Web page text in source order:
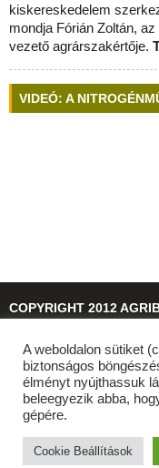
kiskereskedelem
mondja Fórián Zoltán,
vezető agrárszakértője.
VIDEÓ: A
COPYRIGHT 2012
©
A weboldalon sütiket
biztonságos
élményt nyújthassuk
beleegyezik abba,
gépére.
Cookie Beállítások